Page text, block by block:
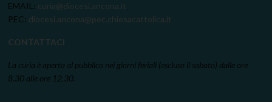
EMAIL: curia@diocesi.ancona.it
PEC: diocesi.ancona@pec.chiesacattolica.it
CONTATTACI
La curia è aperta al pubblico nei giorni feriali (escluso il sabato) dalle ore
8.30 alle ore 12.30.